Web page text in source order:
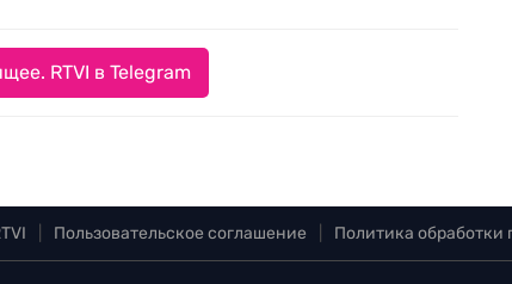
RTVI в Telegram
Пользовательское соглашение Политика